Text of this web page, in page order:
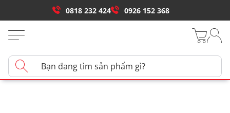
0818 232 424 0926 152 368